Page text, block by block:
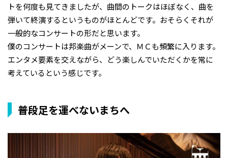
トを何度も見てきましたが、曲間のトークはほぼなく、曲を
弾いて終演するというものがほとんどです。おそらくそれが
一般的なコンサートの形だと思います。
僕のコンサートは邦楽曲がメーンで、ＭＣも頻繁に入ります。
エンタメ要素を交えながら、どう楽しんでいただくかを常に
考えているという感じです。
普段足を運べないまちへ